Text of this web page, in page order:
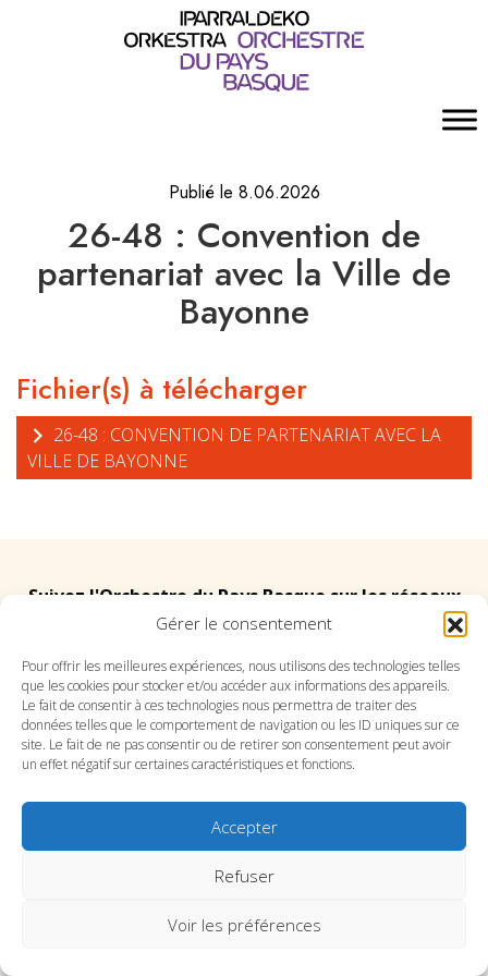
Gérer le consentement
Pour offrir les meilleures expériences, nous utilisons des technologies telles
que les cookies pour stocker et/ou accéder aux informations des appareils.
Le fait de consentir à ces technologies nous permettra de traiter des
données telles que le comportement de navigation ou les ID uniques sur ce
site. Le fait de ne pas consentir ou de retirer son consentement peut avoir
un effet négatif sur certaines caractéristiques et fonctions.
Accepter
Refuser
Voir les préférences
Publié le 8.06.2026
26-48 : Convention de
partenariat avec la Ville de
Bayonne
Fichier(s) à télécharger
26-48 : CONVENTION DE PARTENARIAT AVEC LA
VILLE DE BAYONNE
Suivez l'Orchestre du Pays Basque sur les réseaux
Suivez le conservatoire du Pays Basque sur les
réseaux
SITE DU CONSERVATOIRE